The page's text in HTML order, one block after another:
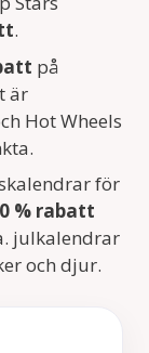
.
på
är
Hot Wheels
för
% rabatt
julkalendrar
och djur.